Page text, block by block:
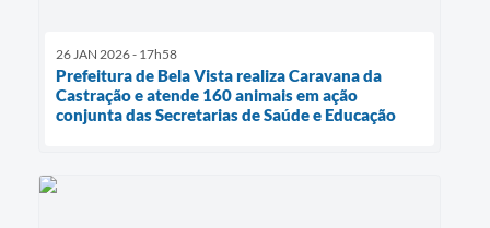
26 JAN 2026 - 17h58
Prefeitura de Bela Vista realiza Caravana da
Castração e atende 160 animais em ação
conjunta das Secretarias de Saúde e Educação